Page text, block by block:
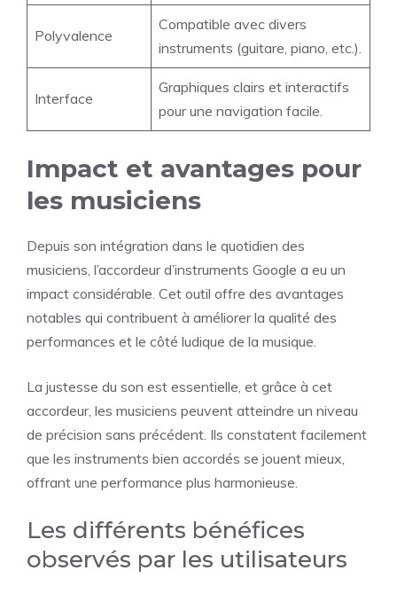
Polyvalence
Compatible avec divers
instruments (guitare, piano, etc.).
Interface
Graphiques clairs et interactifs
pour une navigation facile.
Impact et avantages pour
les musiciens
Depuis son intégration dans le quotidien des
musiciens, l’accordeur d’instruments Google a eu un
impact considérable. Cet outil offre des avantages
notables qui contribuent à améliorer la qualité des
performances et le côté ludique de la musique.
La justesse du son est essentielle, et grâce à cet
accordeur, les musiciens peuvent atteindre un niveau
de précision sans précédent. Ils constatent facilement
que les instruments bien accordés se jouent mieux,
offrant une performance plus harmonieuse.
Les différents bénéfices
observés par les utilisateurs